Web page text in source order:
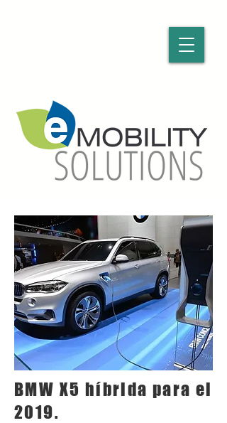
BMW X5 híbrida para el
2019.